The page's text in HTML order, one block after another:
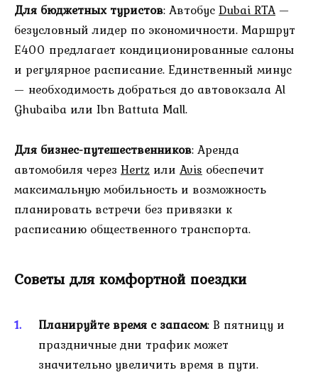
Для бюджетных туристов: АвтобусDubai RTA —
безусловный лидер по экономичности. Маршрут
E400 предлагает кондиционированные салоны
и регулярное расписание. Единственный минус
— необходимость добраться до автовокзала Al
Ghubaiba или Ibn Battuta Mall.
Для бизнес-путешественников: Аренда
автомобиля через Hertz или Avis обеспечит
максимальную мобильность и возможность
планировать встречи без привязки к
расписанию общественного транспорта.
Советы для комфортной поездки
Планируйте время с запасом: В пятницу и
праздничные дни трафик может
значительно увеличить время в пути.